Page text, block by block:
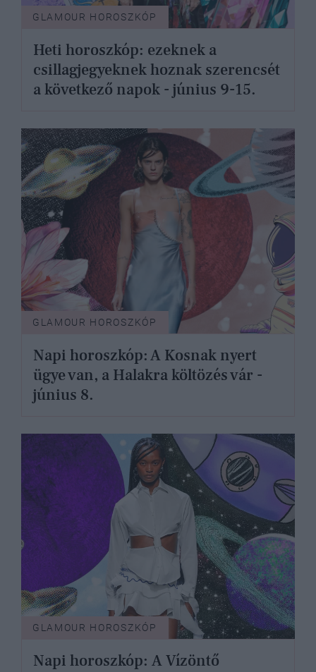
GLAMOUR HOROSZKÓP
Heti horoszkóp: ezeknek a
csillagjegyeknek hoznak szerencsét
a következő napok - június 9-15.
GLAMOUR HOROSZKÓP
Napi horoszkóp: A Kosnak nyert
ügye van, a Halakra költözés vár -
június 8.
GLAMOUR HOROSZKÓP
Napi horoszkóp: A Vízöntő